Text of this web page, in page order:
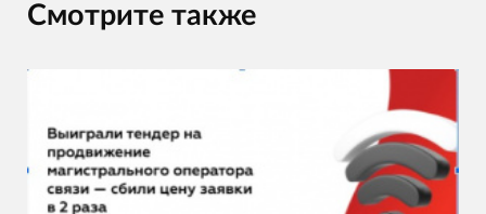
Смотрите также